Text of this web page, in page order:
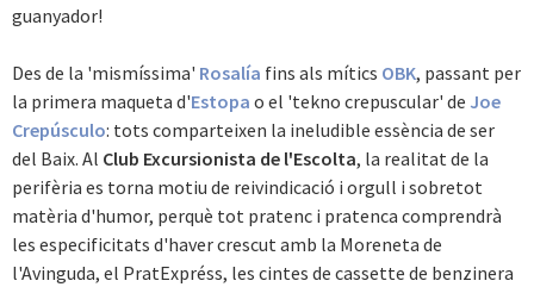
guanyador!
Des de la 'mismíssima' Rosalía fins als mítics OBK, passant per
la primera maqueta d'Estopa o el 'tekno crepuscular' de Joe
Crepúsculo: tots comparteixen la ineludible essència de ser
del Baix. Al Club Excursionista de l'Escolta, la realitat de la
perifèria es torna motiu de reivindicació i orgull i sobretot
matèria d'humor, perquè tot pratenc i pratenca comprendrà
les especificitats d'haver crescut amb la Moreneta de
l'Avinguda, el PratExpréss, les cintes de cassette de benzinera